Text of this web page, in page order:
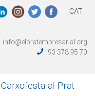
CAT
info@elpratempresarial.org
93 378 95 70
al Prat